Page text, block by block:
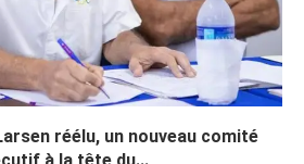
réélu, un nouveau comité
à la tête du...